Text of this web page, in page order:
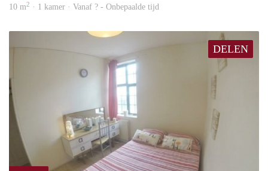
10 m2 · 1 kamer · Vanaf ? - Onbepaalde tijd
DELEN